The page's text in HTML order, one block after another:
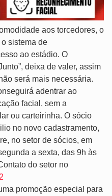
aos torcedores, o
sistema de
ao estádio. O
deixa de valer, assim
será mais necessária.
adentrar ao
facial, sem a
ou carteirinha. O sócio
no novo cadastramento,
no setor de sócios, em
a sexta, das 9h às
do setor no
promoção especial para